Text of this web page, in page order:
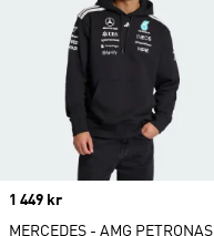
Price
1 449 kr
MERCEDES - AMG PETRONAS